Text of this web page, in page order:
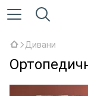
Дивани